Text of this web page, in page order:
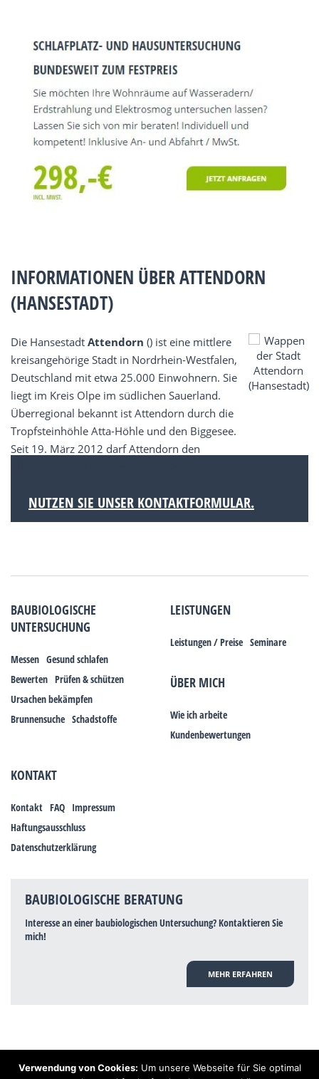
INFORMATIONEN ÜBER ATTENDORN
(HANSESTADT)
Die Hansestadt Attendorn () ist eine mittlere
kreisangehörige Stadt in Nordrhein-Westfalen,
Deutschland mit etwa 25.000 Einwohnern. Sie
liegt im Kreis Olpe im südlichen Sauerland.
Überregional bekannt ist Attendorn durch die
Tropfsteinhöhle Atta-Höhle und den Biggesee.
Seit 19. März 2012 darf Attendorn den
NUTZEN SIE UNSER KONTAKTFORMULAR.
BAUBIOLOGISCHE
UNTERSUCHUNG
Messen Gesund schlafen
Bewerten Prüfen & schützen
Ursachen bekämpfen
Brunnensuche Schadstoffe
LEISTUNGEN
Leistungen / Preise Seminare
ÜBER MICH
Wie ich arbeite
Kundenbewertungen
KONTAKT
Kontakt FAQ Impressum
Haftungsausschluss
Datenschutzerklärung
BAUBIOLOGISCHE BERATUNG
Interesse an einer baubiologischen Untersuchung? Kontaktieren Sie
mich!
MEHR ERFAHREN
Hinweis: Trotz zahlreicher Studien, die einen Zusammenhang zwischen
Verwendung von Cookies: Um unsere Webseite für Sie optimal